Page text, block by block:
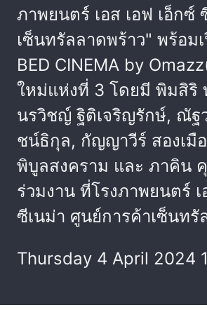
ภาพยนตร์ เอส เอฟ เอ็กซ์
เซ็นทรัลลาดพร้าว" พร้อม
BED CINEMA by
ใหม่แห่งที่ 3 โดยมี พิมสิริ
นรวิชญ์ ฐิติเจริญรักษ์, ณัฐ
ชน์ธิกุล, กัญญาวีร์ สองเมื
พิบูลสงคราม และ ภาคิน
ร่วมงาน ที่โรงภาพยนตร์ เ
ซีเนม่า ศูนย์การค้าเซ็นทรั
Thursday 4 April 2024